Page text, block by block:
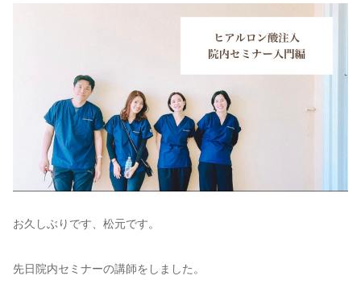
お久しぶりです、松元です。
先日院内セミナーの講師をしました。